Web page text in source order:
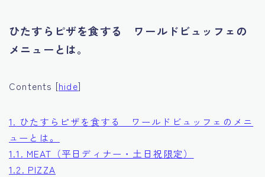
ひたすらピザを食する ワールドビュッフェの
メニューとは。
Contents [hide]
1. ひたすらピザを食する ワールドビュッフェのメニ
ューとは。
1.1. MEAT（平日ディナー・土日祝限定）
1.2. PIZZA